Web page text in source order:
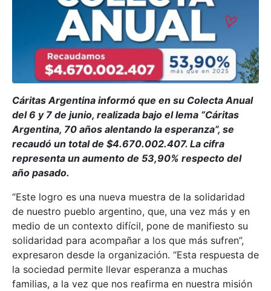
Cáritas Argentina informó que en su Colecta Anual
del 6 y 7 de junio, realizada bajo el lema “Cáritas
Argentina, 70 años alentando la esperanza”, se
recaudó un total de $4.670.002.407. La cifra
representa un aumento de 53,90% respecto del
año pasado.
“Este logro es una nueva muestra de la solidaridad
de nuestro pueblo argentino, que, una vez más y en
medio de un contexto difícil, pone de manifiesto su
solidaridad para acompañar a los que más sufren”,
expresaron desde la organización. “Esta respuesta de
la sociedad permite llevar esperanza a muchas
familias, a la vez que nos reafirma en nuestra misión